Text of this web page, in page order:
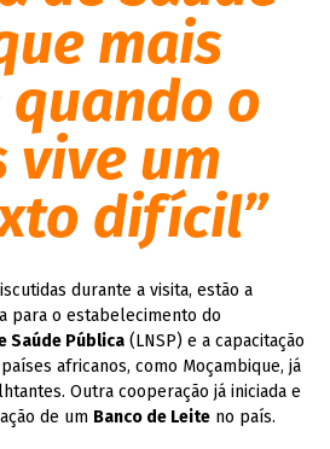
mais
o
vive um
difícil”
durante a visita, estão a
para o estabelecimento do
Saúde Pública (LNSP) e a capacitação
africanos, como Moçambique, já
Outra cooperação já iniciada e
de um Banco de Leite no país.